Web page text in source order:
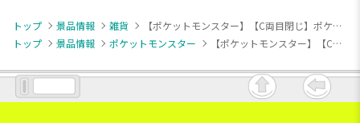
トップ 景品情報 雑貨
【ポケットモンスター】【C両目閉じ】ポケットモンスター 顔型ミニポーチ～ミュウ～
トップ
景品情報 ポケットモンスター 【ポケットモンスター】【C両目閉じ】ポケットモンスター 顔型ミニポーチ～ミュウ～